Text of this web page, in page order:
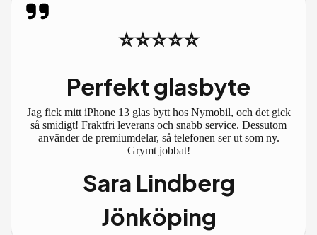
⭐⭐⭐⭐⭐
Perfekt glasbyte
Jag fick mitt iPhone 13 glas bytt hos Nymobil, och det gick
så smidigt! Fraktfri leverans och snabb service. Dessutom
använder de premiumdelar, så telefonen ser ut som ny.
Grymt jobbat!
Sara Lindberg
Jönköping